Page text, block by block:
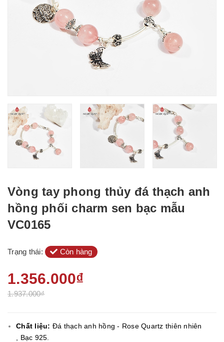
Vòng tay phong thủy đá thạch anh
hồng phối charm sen bạc mẫu
VC0165
Trạng thái: Còn hàng
1.356.000₫
1.937.000₫
Chất liệu: Đá thạch anh hồng - Rose Quartz thiên nhiên
, Bạc 925.